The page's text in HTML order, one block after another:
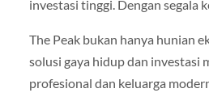
investasi tinggi. Dengan segala
The Peak bukan hanya hunian
solusi gaya hidup dan investasi
profesional dan keluarga